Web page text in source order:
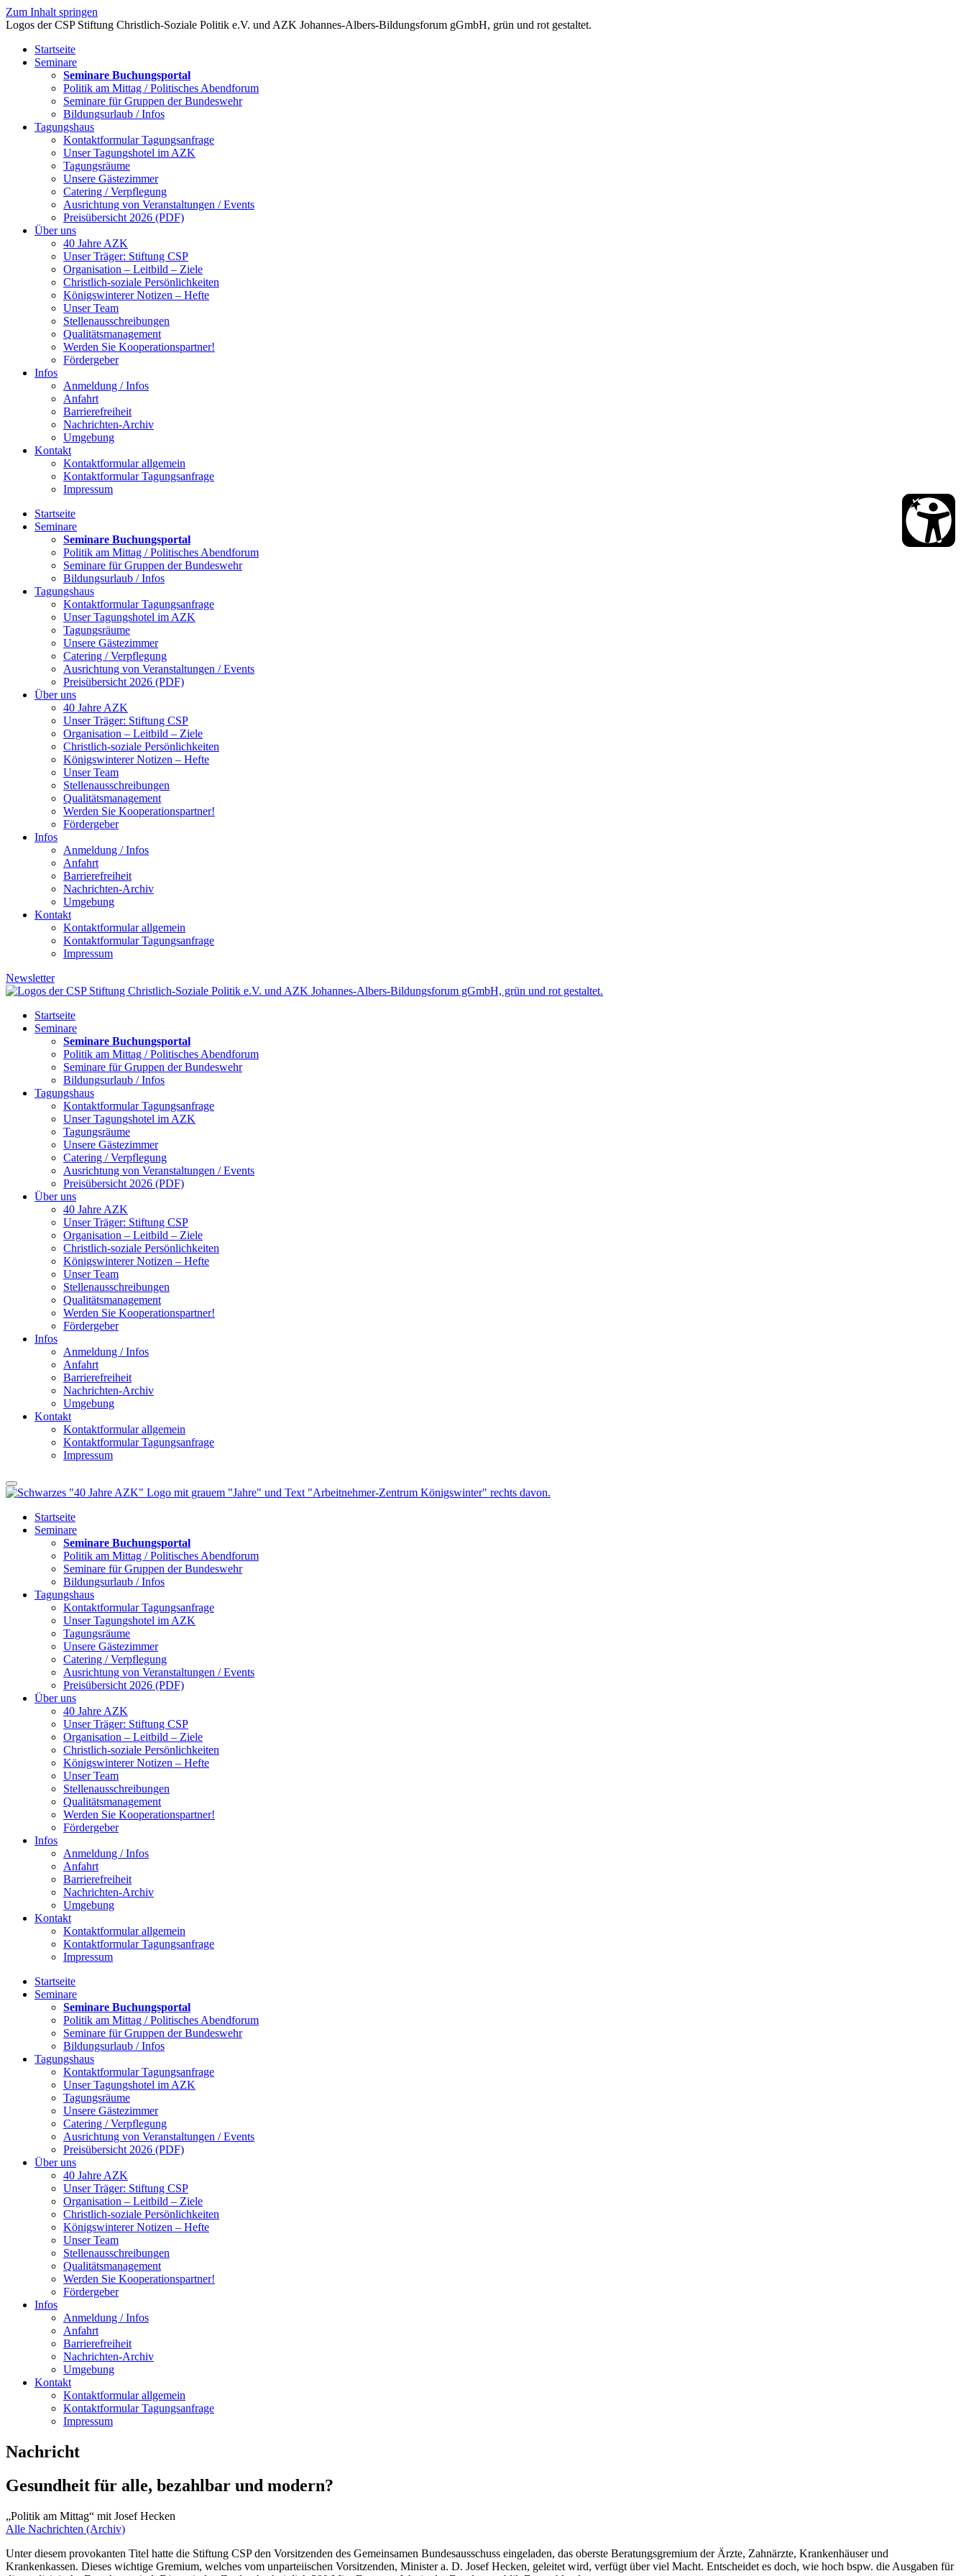
Zum Inhalt springen
Startseite
Seminare
Seminare Buchungsportal
Politik am Mittag / Politisches Abendforum
Seminare für Gruppen der Bundeswehr
Bildungsurlaub / Infos
Tagungshaus
Kontaktformular Tagungsanfrage
Unser Tagungshotel im AZK
Tagungsräume
Unsere Gästezimmer
Catering / Verpflegung
Ausrichtung von Veranstaltungen / Events
Preisübersicht 2026 (PDF)
Über uns
40 Jahre AZK
Unser Träger: Stiftung CSP
Organisation – Leitbild – Ziele
Christlich-soziale Persönlichkeiten
Königswinterer Notizen – Hefte
Unser Team
Stellenausschreibungen
Qualitätsmanagement
Werden Sie Kooperationspartner!
Fördergeber
Infos
Anmeldung / Infos
Anfahrt
Barrierefreiheit
Nachrichten-Archiv
Umgebung
Kontakt
Kontaktformular allgemein
Kontaktformular Tagungsanfrage
Impressum
Startseite
Seminare
Seminare Buchungsportal
Politik am Mittag / Politisches Abendforum
Seminare für Gruppen der Bundeswehr
Bildungsurlaub / Infos
Tagungshaus
Kontaktformular Tagungsanfrage
Unser Tagungshotel im AZK
Tagungsräume
Unsere Gästezimmer
Catering / Verpflegung
Ausrichtung von Veranstaltungen / Events
Preisübersicht 2026 (PDF)
Über uns
40 Jahre AZK
Unser Träger: Stiftung CSP
Organisation – Leitbild – Ziele
Christlich-soziale Persönlichkeiten
Königswinterer Notizen – Hefte
Unser Team
Stellenausschreibungen
Qualitätsmanagement
Werden Sie Kooperationspartner!
Fördergeber
Infos
Anmeldung / Infos
Anfahrt
Barrierefreiheit
Nachrichten-Archiv
Umgebung
Kontakt
Kontaktformular allgemein
Kontaktformular Tagungsanfrage
Impressum
Newsletter
Startseite
Seminare
Seminare Buchungsportal
Politik am Mittag / Politisches Abendforum
Seminare für Gruppen der Bundeswehr
Bildungsurlaub / Infos
Tagungshaus
Kontaktformular Tagungsanfrage
Unser Tagungshotel im AZK
Tagungsräume
Unsere Gästezimmer
Catering / Verpflegung
Ausrichtung von Veranstaltungen / Events
Preisübersicht 2026 (PDF)
Über uns
40 Jahre AZK
Unser Träger: Stiftung CSP
Organisation – Leitbild – Ziele
Christlich-soziale Persönlichkeiten
Königswinterer Notizen – Hefte
Unser Team
Stellenausschreibungen
Qualitätsmanagement
Werden Sie Kooperationspartner!
Fördergeber
Infos
Anmeldung / Infos
Anfahrt
Barrierefreiheit
Nachrichten-Archiv
Umgebung
Kontakt
Kontaktformular allgemein
Kontaktformular Tagungsanfrage
Impressum
Startseite
Seminare
Seminare Buchungsportal
Politik am Mittag / Politisches Abendforum
Seminare für Gruppen der Bundeswehr
Bildungsurlaub / Infos
Tagungshaus
Kontaktformular Tagungsanfrage
Unser Tagungshotel im AZK
Tagungsräume
Unsere Gästezimmer
Catering / Verpflegung
Ausrichtung von Veranstaltungen / Events
Preisübersicht 2026 (PDF)
Über uns
40 Jahre AZK
Unser Träger: Stiftung CSP
Organisation – Leitbild – Ziele
Christlich-soziale Persönlichkeiten
Königswinterer Notizen – Hefte
Unser Team
Stellenausschreibungen
Qualitätsmanagement
Werden Sie Kooperationspartner!
Fördergeber
Infos
Anmeldung / Infos
Anfahrt
Barrierefreiheit
Nachrichten-Archiv
Umgebung
Kontakt
Kontaktformular allgemein
Kontaktformular Tagungsanfrage
Impressum
Startseite
Seminare
Seminare Buchungsportal
Politik am Mittag / Politisches Abendforum
Seminare für Gruppen der Bundeswehr
Bildungsurlaub / Infos
Tagungshaus
Kontaktformular Tagungsanfrage
Unser Tagungshotel im AZK
Tagungsräume
Unsere Gästezimmer
Catering / Verpflegung
Ausrichtung von Veranstaltungen / Events
Preisübersicht 2026 (PDF)
Über uns
40 Jahre AZK
Unser Träger: Stiftung CSP
Organisation – Leitbild – Ziele
Christlich-soziale Persönlichkeiten
Königswinterer Notizen – Hefte
Unser Team
Stellenausschreibungen
Qualitätsmanagement
Werden Sie Kooperationspartner!
Fördergeber
Infos
Anmeldung / Infos
Anfahrt
Barrierefreiheit
Nachrichten-Archiv
Umgebung
Kontakt
Kontaktformular allgemein
Kontaktformular Tagungsanfrage
Impressum
Nachricht
Gesundheit für alle, bezahlbar und modern?
„Politik am Mittag“ mit Josef Hecken
Alle Nachrichten (Archiv)
Unter diesem provokanten Titel hatte die Stiftung CSP den Vorsitzenden des Gemeinsamen Bundesausschuss eingeladen, das oberste Beratungsgremium der Ärzte, Zahnärzte, Krankenhäuser und
Krankenkassen. Dieses wichtige Gremium, welches vom unparteiischen Vorsitzenden, Minister a. D. Josef Hecken, geleitet wird, verfügt über viel Macht. Entscheidet es doch, wie hoch bspw. die Ausgaben für